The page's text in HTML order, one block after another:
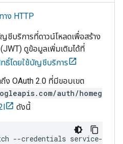
าง HTTP
ชีบริการที่ดาวน์โหลดเพื่อสร้าง
ดูข้อมูลเพิ่มเติมได้ที่
ธิ์โดยใช้บัญชีบริการ
ถึง OAuth 2.0 ที่มีขอบเขต
auth/homeg
ดังนี้
--credentials service-